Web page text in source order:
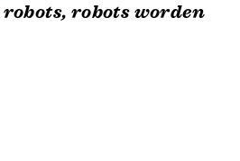
robots worden